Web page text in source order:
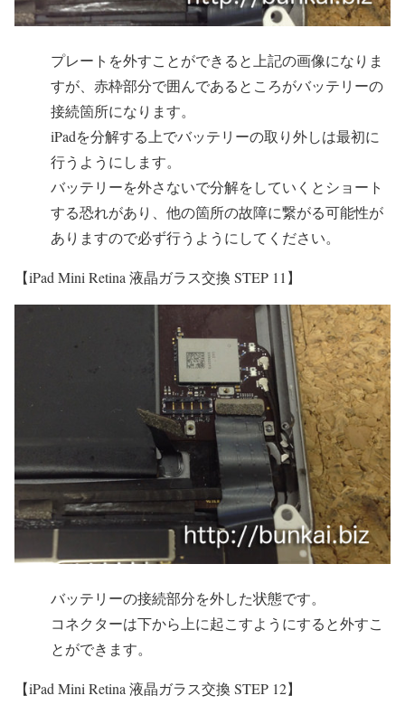
プレートを外すことができると上記の画像になりま
すが、赤枠部分で囲んであるところがバッテリーの
接続箇所になります。
iPadを分解する上でバッテリーの取り外しは最初に
行うようにします。
バッテリーを外さないで分解をしていくとショート
する恐れがあり、他の箇所の故障に繋がる可能性が
ありますので必ず行うようにしてください。
【iPad Mini Retina 液晶ガラス交換 STEP 11】
バッテリーの接続部分を外した状態です。
コネクターは下から上に起こすようにすると外すこ
とができます。
【iPad Mini Retina 液晶ガラス交換 STEP 12】